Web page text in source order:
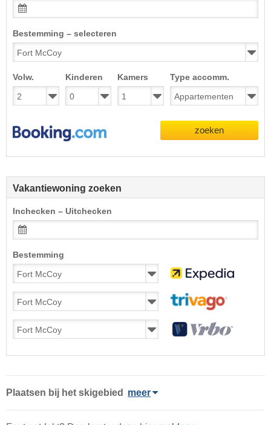
Bestemming – selecteren
Volw. Kinderen Kamers Type accomm.
zoeken
Vakantiewoning zoeken
Inchecken – Uitchecken
Bestemming
Plaatsen bij het skigebied meer